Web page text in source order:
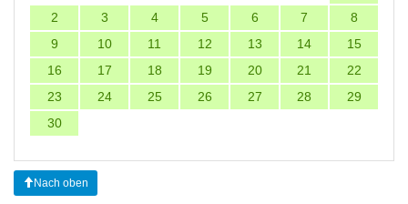
2
3 4 5 6 7
8
9
10 11 12 13 14
15
16
17 18 19 20 21
22
23
24 25 26 27 28
29
30
Nach oben